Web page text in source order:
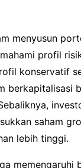
menyusun
profil
konservatif
berkapitalisasi
saham
lebih tinggi.
memengaruhi